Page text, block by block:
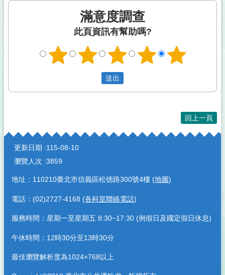
滿意度調查
此頁資訊有幫助嗎?
回上一頁
:::
更新日期
115-08-10
瀏覽人次 3859
地址：110210臺北市信義區松德路300號4樓 (地圖)
電話：(02)2727-4168 (各科室聯絡電話)
服務時間：星期一至星期五 8:30~17:30 (例假日及國定假日休息)
午休時間：12時30分至13時30分
最佳瀏覽解析度為1024×768以上